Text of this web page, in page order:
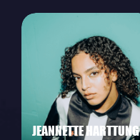
JEANNETTE HARTTUNG